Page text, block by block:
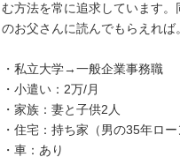
む方法を常に追求しています。
のお父さんに読んでもらえれば
・私立大学→一般企業事務職
・小遣い：2万/月
・家族：妻と子供2人
・住宅：持ち家（男の35年ロー
・車：あり